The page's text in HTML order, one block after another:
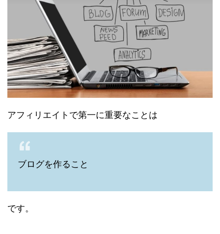
アフィリエイトで第一に重要なことは
ブログを作ること
です。